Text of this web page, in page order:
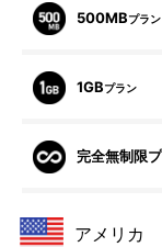
500MBプラン
1GBプラン
完全無制限
アメリカ